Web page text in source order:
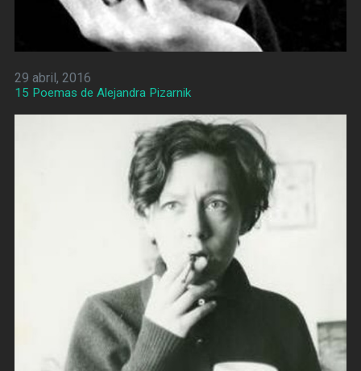
29 abril, 2016
15 Poemas de Alejandra Pizarnik